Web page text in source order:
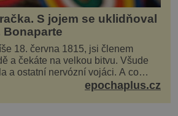
S jojem se uklidňoval
Bonaparte
18. června 1815, jsi členem
a čekáte na velkou bitvu. Všude
a ostatní nervózní vojáci. A co
si… s jojem! Zdá se v...epochaplus.cz